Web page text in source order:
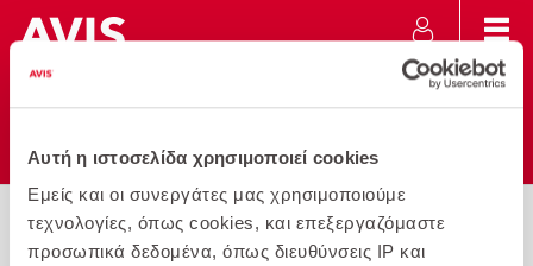
Αυτή η ιστοσελίδα χρησιμοποιεί cookies
Εμείς και οι συνεργάτες μας χρησιμοποιούμε
τεχνολογίες, όπως cookies, και επεξεργαζόμαστε
προσωπικά δεδομένα, όπως διευθύνσεις IP και
Προσθήκη
Αγαπημένου
AVIS
Volvo
XC40 T3 1.5L 163hp MT6 Momentum